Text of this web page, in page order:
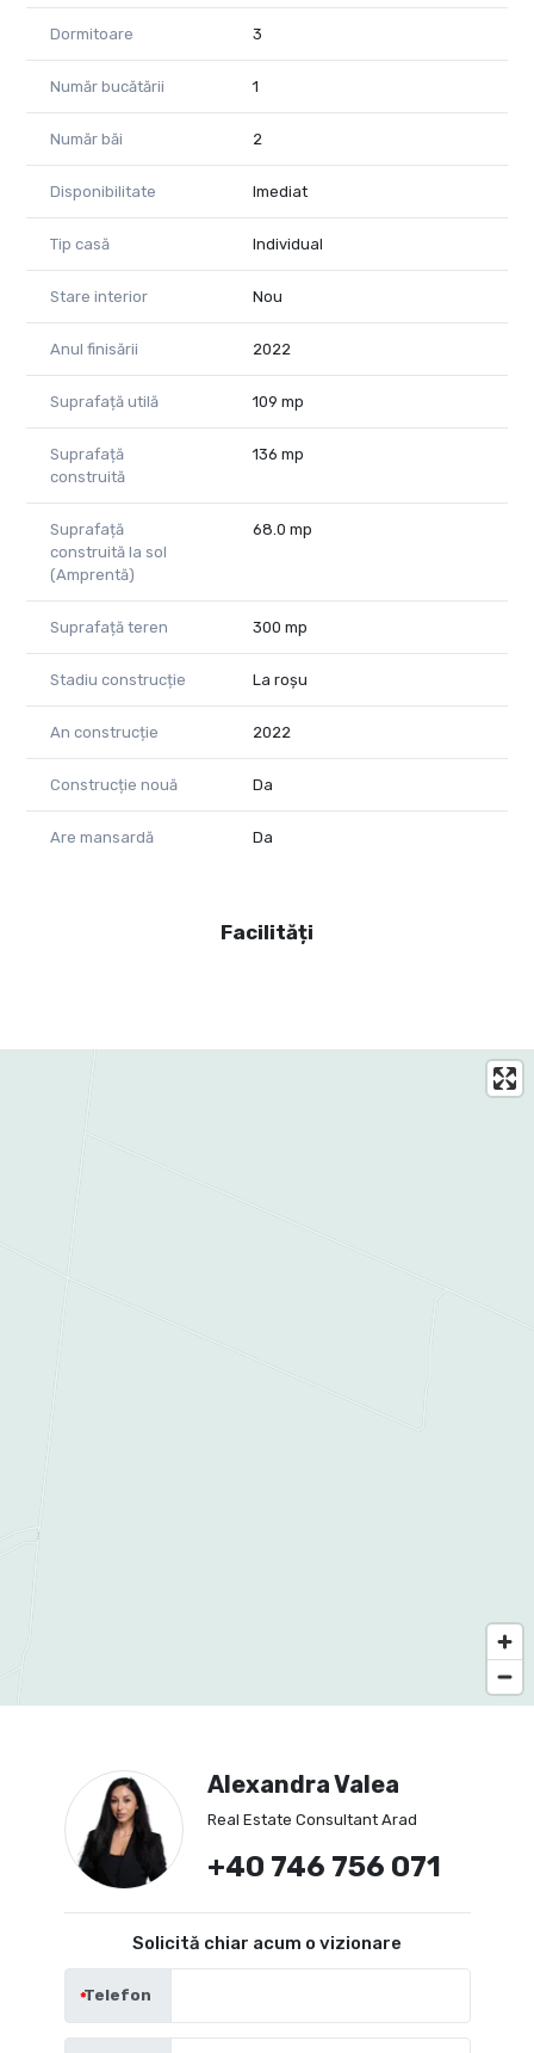
Dormitoare 3
Număr bucătării 1
Număr băi 2
Disponibilitate Imediat
Tip casă Individual
Stare interior Nou
Anul finisării 2022
Suprafață utilă 109 mp
Suprafață
construită
136 mp
Suprafață
construită la sol
(Amprentă)
68.0 mp
Suprafață teren 300 mp
Stadiu construcție La roșu
An construcție 2022
Construcție nouă Da
Are mansardă Da
Facilități
Alexandra Valea
Real Estate Consultant Arad
+40 746 756 071
Solicită chiar acum o vizionare
Telefon